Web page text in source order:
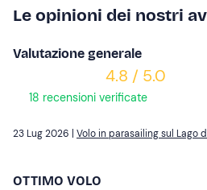
Le opinioni dei nostri
Valutazione generale
4.8 / 5.0
18 recensioni verificate
23 Lug 2026 | Volo in parasailing sul Lago
OTTIMO VOLO